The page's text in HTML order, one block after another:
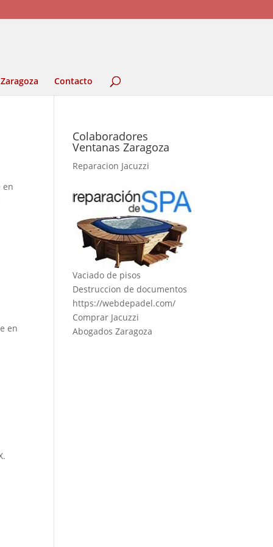
Contacto
en
en
Colaboradores
Ventanas Zaragoza
Reparacion Jacuzzi
Vaciado de pisos
Destruccion de documentos
https://webdepadel.com/
Comprar Jacuzzi
Abogados Zaragoza